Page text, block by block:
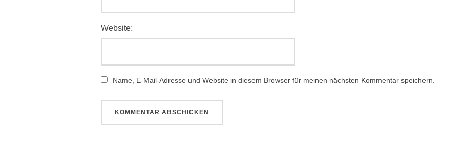
Website:
Name, E-Mail-Adresse und Website in diesem Browser für meinen nächsten Kommentar speichern.